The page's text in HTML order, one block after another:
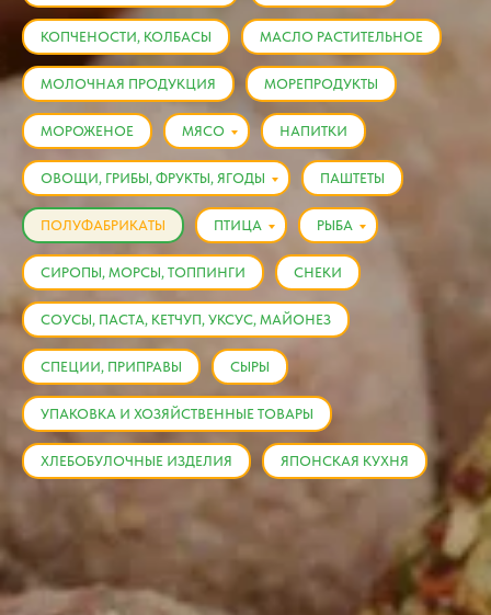
КОПЧЕНОСТИ, КОЛБАСЫ МАСЛО РАСТИТЕЛЬНОЕ
МОЛОЧНАЯ ПРОДУКЦИЯ МОРЕПРОДУКТЫ
МОРОЖЕНОЕ МЯСО НАПИТКИ
ОВОЩИ, ГРИБЫ, ФРУКТЫ, ЯГОДЫ ПАШТЕТЫ
ПОЛУФАБРИКАТЫ ПТИЦА РЫБА
СИРОПЫ, МОРСЫ, ТОППИНГИ СНЕКИ
СОУСЫ, ПАСТА, КЕТЧУП, УКСУС, МАЙОНЕЗ
СПЕЦИИ, ПРИПРАВЫ СЫРЫ
УПАКОВКА И ХОЗЯЙСТВЕННЫЕ ТОВАРЫ
ХЛЕБОБУЛОЧНЫЕ ИЗДЕЛИЯ ЯПОНСКАЯ КУХНЯ